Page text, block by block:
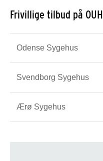
Frivillige tilbud på OUH
Odense Sygehus
Svendborg Sygehus
Ærø Sygehus